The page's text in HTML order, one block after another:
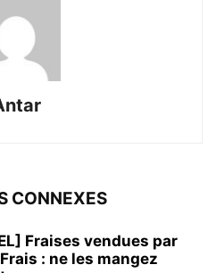
CONNEXES
Fraises vendues par
: ne les mangez